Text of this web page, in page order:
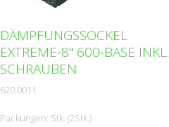
DÄMPFUNGSSOCKEL
EXTREME-8" 600-BASE INKL.
SCHRAUBEN
620.0011
Packungen: Stk. (2Stk.)